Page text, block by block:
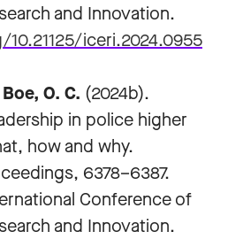
and Innovation.
iceri.2024.0955
O. C. (2024b).
in police higher
how and why.
6378–6387.
Conference of
and Innovation.